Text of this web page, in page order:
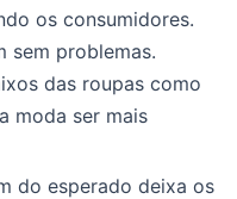
os consumidores.
sem problemas.
das roupas como
moda ser mais
do esperado deixa os